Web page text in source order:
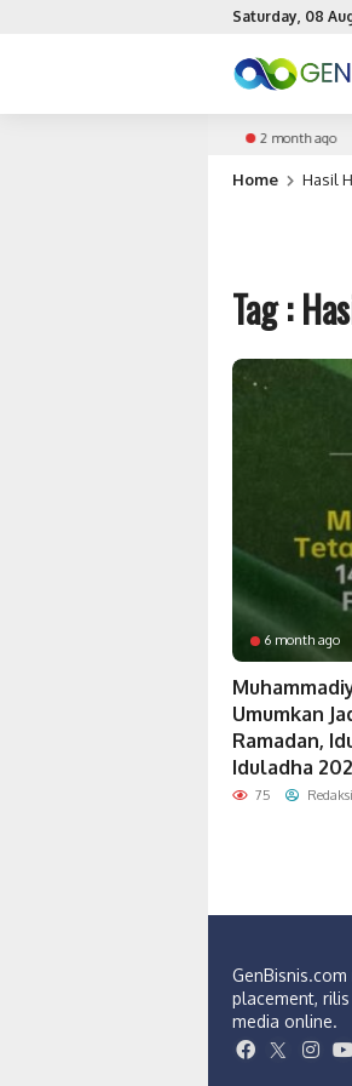
Saturday, 08
2 month ago
Home Hasil
Tag :
6 month ago
Umumkan
Ramadan,
Iduladha
75 Redaksi
placement,
media online.